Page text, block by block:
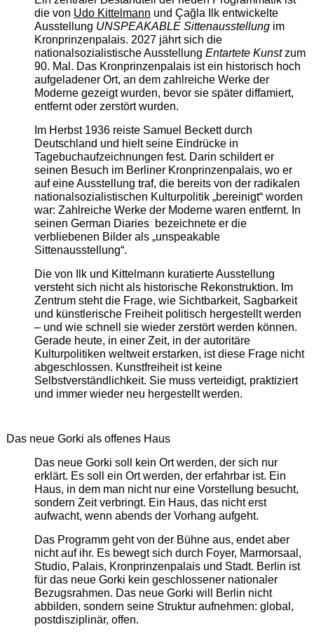
die von Udo Kittelmann und Çağla Ilk entwickelte
Ausstellung UNSPEAKABLE Sittenausstellungim
Kronprinzenpalais. 2027 jährt sich die
nationalsozialistische Ausstellung Entartete Kunstzum
90. Mal. Das Kronprinzenpalais ist ein historisch hoch
aufgeladener Ort, an dem zahlreiche Werke der
Moderne gezeigt wurden, bevor sie später diffamiert,
entfernt oder zerstört wurden.
Im Herbst 1936 reiste Samuel Beckett durch
Deutschland und hielt seine Eindrücke in
Tagebuchaufzeichnungen fest. Darin schildert er
seinen Besuch im Berliner Kronprinzenpalais, wo er
auf eine Ausstellung traf, die bereits von der radikalen
nationalsozialistischen Kulturpolitik „bereinigt“ worden
war: Zahlreiche Werke der Moderne waren entfernt. In
seinen German Diaries bezeichnete er die
verbliebenen Bilder als „unspeakable
Sittenausstellung“.
Die von Ilk und Kittelmann kuratierte Ausstellung
versteht sich nicht als historische Rekonstruktion. Im
Zentrum steht die Frage, wie Sichtbarkeit, Sagbarkeit
und künstlerische Freiheit politisch hergestellt werden
– und wie schnell sie wieder zerstört werden können.
Gerade heute, in einer Zeit, in der autoritäre
Kulturpolitiken weltweit erstarken, ist diese Frage nicht
abgeschlossen. Kunstfreiheit ist keine
Selbstverständlichkeit. Sie muss verteidigt, praktiziert
und immer wieder neu hergestellt werden.
Das neue Gorki als offenes Haus
Das neue Gorki soll kein Ort werden, der sich nur
erklärt. Es soll ein Ort werden, der erfahrbar ist. Ein
Haus, in dem man nicht nur eine Vorstellung besucht,
sondern Zeit verbringt. Ein Haus, das nicht erst
aufwacht, wenn abends der Vorhang aufgeht.
Das Programm geht von der Bühne aus, endet aber
nicht auf ihr. Es bewegt sich durch Foyer, Marmorsaal,
Studio, Palais, Kronprinzenpalais und Stadt. Berlin ist
für das neue Gorki kein geschlossener nationaler
Bezugsrahmen. Das neue Gorki will Berlin nicht
abbilden, sondern seine Struktur aufnehmen: global,
postdisziplinär, offen.